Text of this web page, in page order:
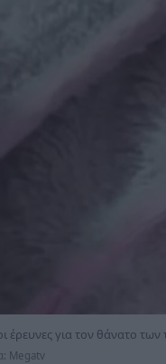
έρευνες για τον θάνατο
Megatv